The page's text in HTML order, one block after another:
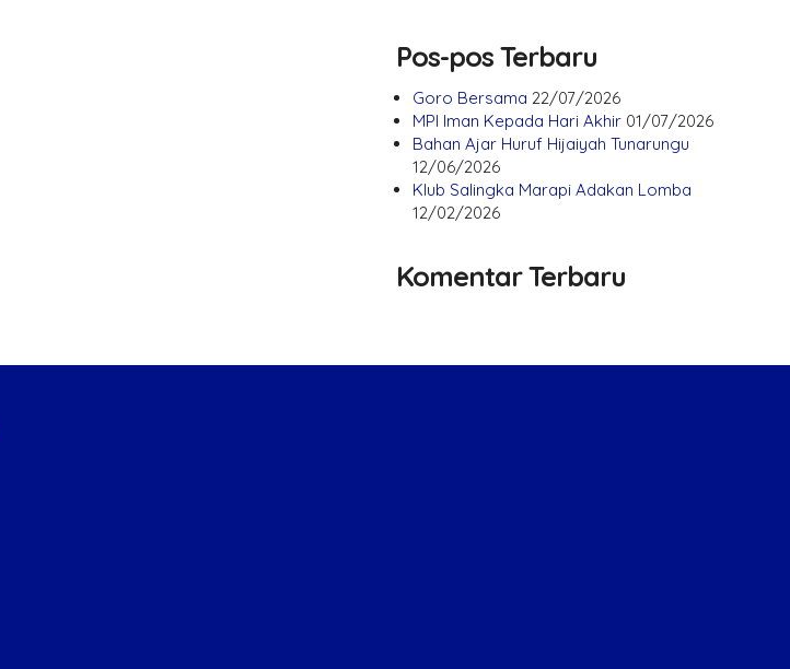
Pos-pos Terbaru
Goro Bersama 22/07/2026
MPI Iman Kepada Hari Akhir 01/07/2026
Bahan Ajar Huruf Hijaiyah Tunarungu
12/06/2026
Klub Salingka Marapi Adakan Lomba
12/02/2026
Komentar Terbaru